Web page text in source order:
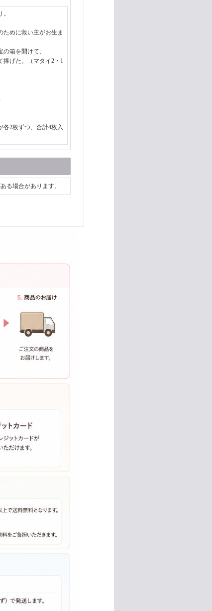
ために救い主がお生ま
箱を開けて、
げた。（マタイ2・1
2枚ずつ、合計4枚入
る場合があります。